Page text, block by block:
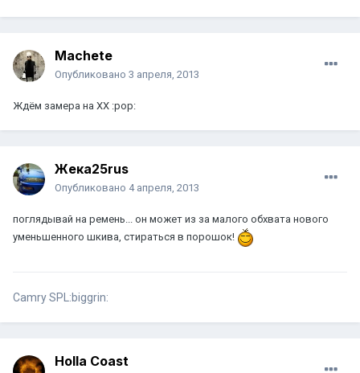
Machete
Опубликовано 3 апреля, 2013
Ждём замера на ХХ :pop:
Жека25rus
Опубликовано 4 апреля, 2013
поглядывай на ремень... он может из за малого обхвата нового
уменьшенного шкива, стираться в порошок!
Сamry SPL:biggrin:
Holla Coast